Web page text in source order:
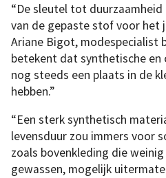
“De sleutel tot
van de gepaste stof voor het
Ariane Bigot, modespecialist
betekent dat synthetische en
nog steeds een plaats in de
hebben.”
“Een sterk synthetisch
levensduur zou immers voor
zoals bovenkleding die
gewassen, mogelijk